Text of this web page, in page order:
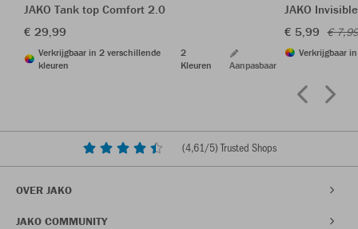
JAKO Tank top Comfort 2.0
€ 29,99
Verkrijgbaar in 2 verschillende
kleuren
2
Kleuren
Aanpasbaar
JAKO
€ 5,99 €
Verkrijgbaar
(4,61/5) Trusted Shops
OVER JAKO
JAKO COMMUNITY